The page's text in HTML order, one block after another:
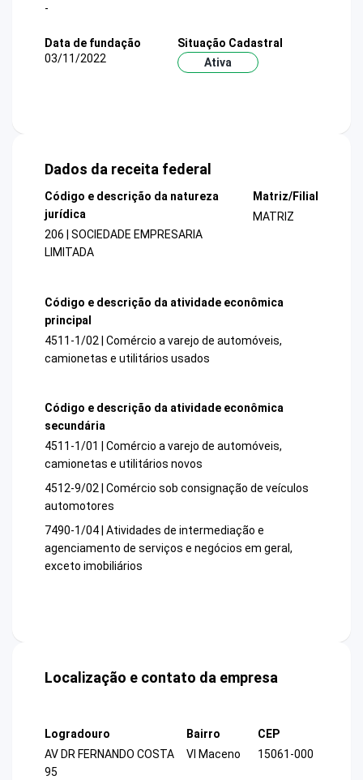
-
Data de fundação
03/11/2022
Situação Cadastral
Ativa
Dados da receita federal
Código e descrição da natureza
jurídica
206 | SOCIEDADE EMPRESARIA
LIMITADA
Matriz/Filial
MATRIZ
Código e descrição da atividade econômica
principal
4511-1/02 | Comércio a varejo de automóveis,
camionetas e utilitários usados
Código e descrição da atividade econômica
secundária
4511-1/01 | Comércio a varejo de automóveis,
camionetas e utilitários novos
4512-9/02 | Comércio sob consignação de veículos
automotores
7490-1/04 | Atividades de intermediação e
agenciamento de serviços e negócios em geral,
exceto imobiliários
Localização e contato da empresa
Logradouro
AV DR FERNANDO COSTA
95
Bairro
Vl Maceno
CEP
15061-000